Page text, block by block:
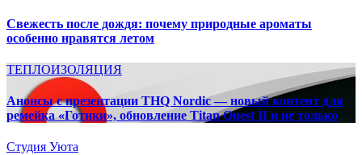
Свежесть после дождя: почему природные ароматы
особенно нравятся летом
ТЕПЛОИЗОЛЯЦИЯ
Анонсы с презентации THQ Nordic — новый контент для
ремейка «Готики», обновление Titan Quest II и не только
Студия Уюта